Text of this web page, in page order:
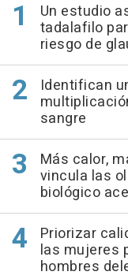
Un estudio
tadalafilo
riesgo de
Identifican
sangre
Más calor,
vincula las
biológico
Priorizar
las mujeres
hombres